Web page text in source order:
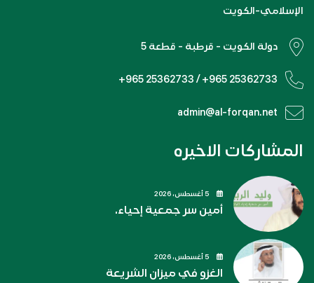
الإسلامي-الكويت
دولة الكويت - قرطبة - قطعة 5
+965 25362733 / +965 25362733
admin@al-forqan.net
المشاركات الاخيره
أمين سر جمعية إحياء.
الغزو في ميزان الشريعة